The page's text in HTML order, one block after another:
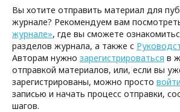
Вы хотите отправить материал для
журнале? Рекомендуем вам
журнале», где вы сможете
разделов журнала, а также с
Авторам нужно зарегистрироваться в
отправкой материалов, или, если вы
зарегистрированы, можно просто войти
записью и начать процесс отправки,
шагов.